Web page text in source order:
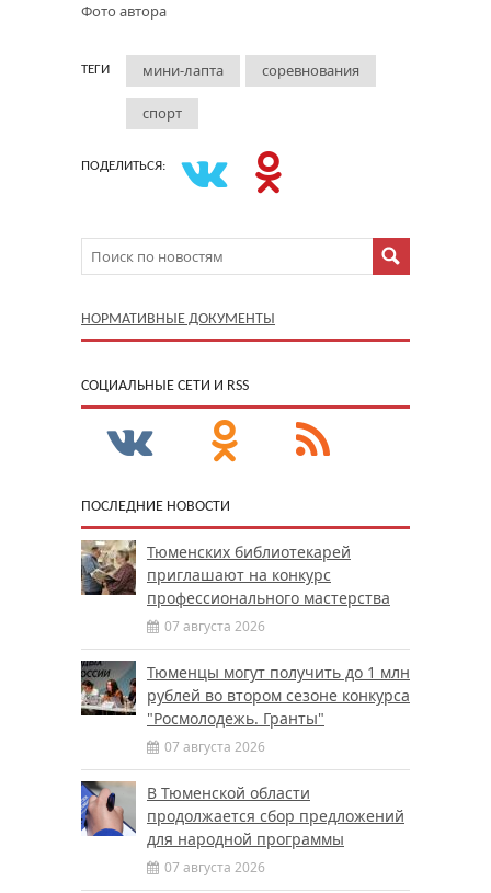
Фото автора
ТЕГИ мини-лапта соревнования
спорт
ПОДЕЛИТЬСЯ:
НОРМАТИВНЫЕ ДОКУМЕНТЫ
CОЦИАЛЬНЫЕ СЕТИ И RSS
ПОСЛЕДНИЕ НОВОСТИ
Тюменских библиотекарей
приглашают на конкурс
профессионального мастерства
07 августа 2026
Тюменцы могут получить до 1 млн
рублей во втором сезоне конкурса
"Росмолодежь. Гранты"
07 августа 2026
В Тюменской области
продолжается сбор предложений
для народной программы
07 августа 2026